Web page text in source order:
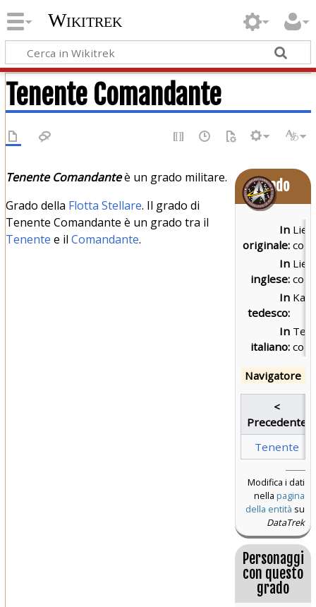
Wikitrek
Tenente Comandante
Grado
In
originale:
In
inglese:
In
tedesco:
In
italiano:
Navigatore
<
Precedente
Tenente
Modifica i dati
nella pagina
della entità su
DataTrek
Tenente Comandanteè un grado militare.
Personaggi
con questo
grado
Grado della Flotta Stellare. Il grado di
Tenente Comandante è un grado tra il
Tenente e il Comandante.